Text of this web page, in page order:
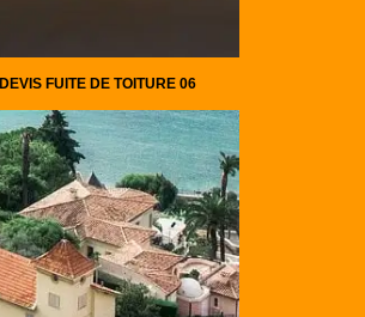
DEVIS FUITE DE TOITURE 06